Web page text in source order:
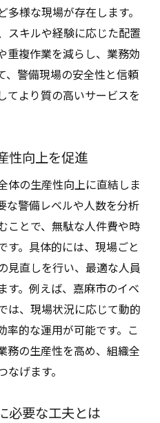
様な現場が存在します。
スキルや経験に応じた配置
重複作業を減らし、業務効
、警備現場の安全性と信頼
てより質の高いサービスを
性向上を促進
体の生産性向上に直結しま
な警備レベルや人数を分析
ことで、無駄な人件費や時
す。具体的には、現場ごと
見直しを行い、最適な人員
す。例えば、嘉麻市のイベ
は、現場状況に応じて動的
率的な運用が可能です。こ
務の生産性を高め、組織全
げます。
必要な工夫とは